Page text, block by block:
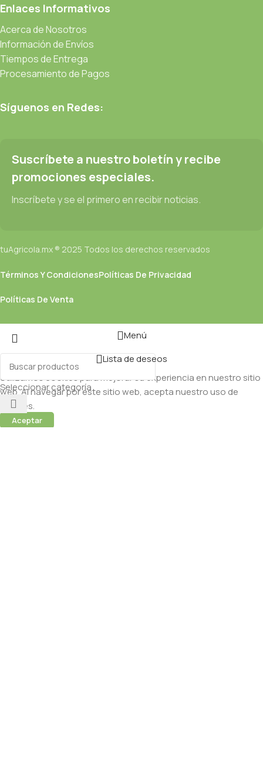
Enlaces Informativos
Acerca de Nosotros
Información de Envíos
Tiempos de Entrega
Procesamiento de Pagos
Síguenos en Redes:
Suscríbete a nuestro boletín y recibe
promociones especiales.
Inscríbete y se el primero en recibir noticias.
tuAgricola.mx ® 2025 Todos los derechos reservados
Términos Y CondicionesPolíticas De Privacidad
Políticas De Venta
Seleccionar categoría
Menú
Lista de deseos
Utilizamos cookies para mejorar su experiencia en nuestro sitio
web. Al navegar por este sitio web, acepta nuestro uso de
cookies.
Aceptar